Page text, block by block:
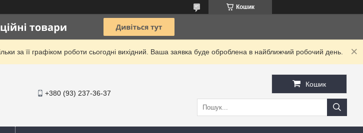
Кошик
за її графіком роботи сьогодні вихідний. Ваша заявка буде оброблена в найближчий робочий день.
+380 (93) 237-36-37
Кошик